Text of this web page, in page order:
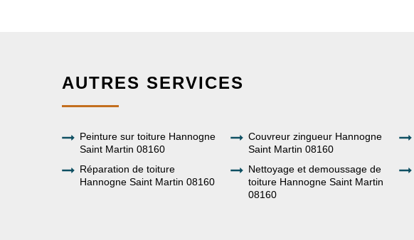
AUTRES SERVICES
Peinture sur toiture Hannogne
Saint Martin 08160
Couvreur zingueur Hannogne
Saint Martin 08160
Réparation de toiture
Hannogne Saint Martin 08160
Nettoyage et demoussage de
toiture Hannogne Saint Martin
08160